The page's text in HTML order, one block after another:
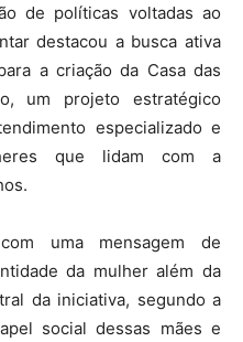
de políticas voltadas ao
destacou a busca ativa
a criação da Casa das
um projeto estratégico
especializado e
que lidam com a
uma mensagem de
da mulher além da
da iniciativa, segundo a
social dessas mães e